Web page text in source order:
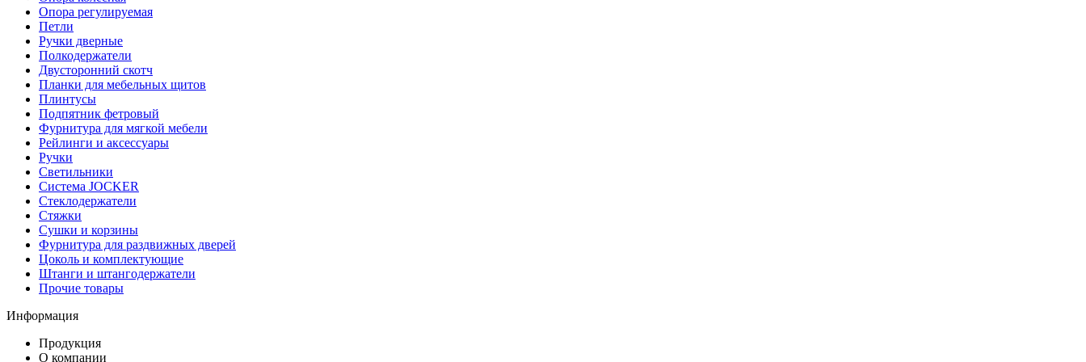
Опора регулируемая
Петли
Ручки дверные
Полкодержатели
Двусторонний скотч
Планки для мебельных щитов
Плинтусы
Подпятник фетровый
Фурнитура для мягкой мебели
Рейлинги и аксессуары
Ручки
Светильники
Система JOCKER
Стеклодержатели
Стяжки
Сушки и корзины
Фурнитура для раздвижных дверей
Цоколь и комплектующие
Штанги и штангодержатели
Прочие товары
Информация
Продукция
О компании